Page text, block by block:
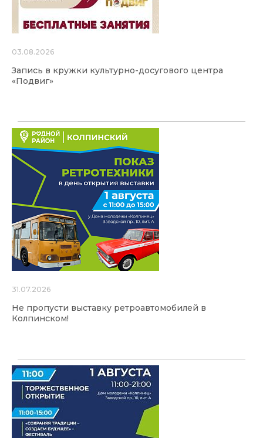
03.08.2026
Запись в кружки культурно-досугового центра
«Подвиг»
31.07.2026
Не пропусти выставку ретроавтомобилей в
Колпинском!